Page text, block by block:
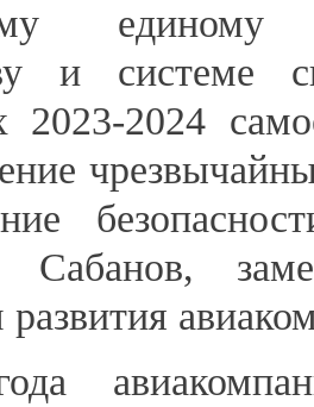
единому
и системе
2023-2024
Сабанов,
развития